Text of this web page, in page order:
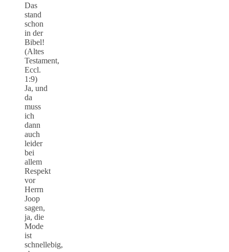
Das
stand
schon
in der
Bibel!
(Altes
Testament,
Eccl.
1:9)
Ja, und
da
muss
ich
dann
auch
leider
bei
allem
Respekt
vor
Herrn
Joop
sagen,
ja, die
Mode
ist
schnellebig,